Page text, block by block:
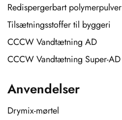
Redispergerbart polymerpulver
Tilsætningsstoffer til byggeri
CCCW Vandtætning AD
CCCW Vandtætning Super-AD
Anvendelser
Drymix-mørtel